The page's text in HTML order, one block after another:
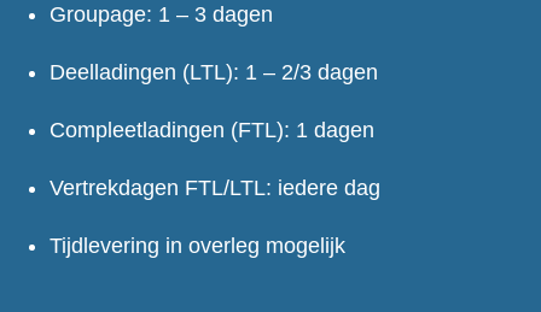
Groupage: 1 – 3 dagen
Deelladingen (LTL): 1 – 2/3 dagen
Compleetladingen (FTL): 1 dagen
Vertrekdagen FTL/LTL: iedere dag
Tijdlevering in overleg mogelijk